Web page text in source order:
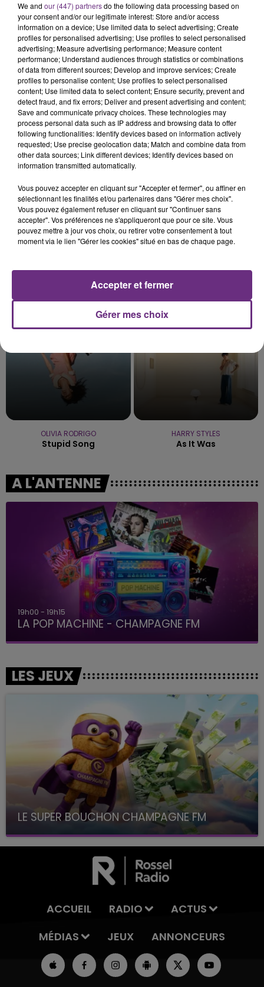
LE MAGASIN JOUÉCLUB DE REIMS FERME
SES PORTES
C'était l'une des institutions du centre-ville
rémois. Le magasin JouéClub est contraint de
fermer ses portes.
TITRES DIFFUSÉS
12h06
12h06
Because Of You
12h03
12h03
What You Want
OLIVIA RODRIGO
Stupid Song
11h55
11h55
HARRY STYLES
As It Was
A L'ANTENNE
19h15 - 20h00
LA RADIO POP
LES JEUX
LE SUPER BOUCHON CHAMPAGNE FM
avec La Famille Champagne FM, à 8H10
ACCUEIL RADIO
ACTUS
MÉDIAS
JEUX ANNONCEURS
We and our (447) partnersdo the following data processing based on
your consent and/or our legitimate interest: Store and/or access
information on a device; Use limited data to select advertising; Create
profiles for personalised advertising; Use profiles to select personalised
advertising; Measure advertising performance; Measure content
performance; Understand audiences through statistics or combinations
of data from different sources; Develop and improve services; Create
profiles to personalise content; Use profiles to select personalised
content; Use limited data to select content; Ensure security, prevent and
detect fraud, and fix errors; Deliver and present advertising and content;
Save and communicate privacy choices. These technologies may
process personal data such as IP address and browsing data to offer
following functionalities: Identify devices based on information actively
requested; Use precise geolocation data; Match and combine data from
other data sources; Link different devices; Identify devices based on
information transmitted automatically.
Vous pouvez accepter en cliquant sur "Accepter et fermer", ou affiner en
sélectionnant les finalités et/ou partenaires dans "Gérer mes choix".
Vous pouvez également refuser en cliquant sur "Continuer sans
accepter". Vos préférences ne s'appliqueront que pour ce site. Vous
pouvez mettre à jour vos choix, ou retirer votre consentement à tout
moment via le lien "Gérer les cookies" situé en bas de chaque page.
Gérer mes choix
Accepter et fermer